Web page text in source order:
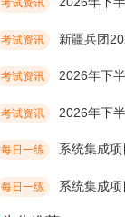
考试资讯
考试资讯
考试资讯
考试资讯 2026年下
每日一练 系统集成
每日一练 系统集成